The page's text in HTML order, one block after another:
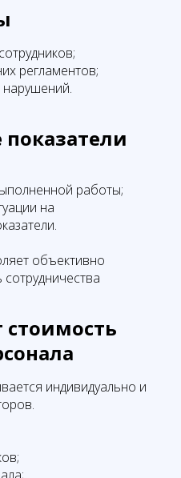
регламентов;
работы;
на
объективно
стоимость
индивидуально и